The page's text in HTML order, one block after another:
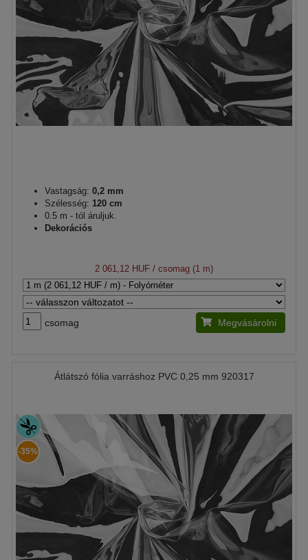
Vastagság: 0,2 mm
Szélesség: 120 cm
0.5 m - tól áruljuk.
Dekorációs
2 061,12 HUF / csomag (1 m)
csomag Megvásárolni
Átlátszó fólia varráshoz PVC 0,25 mm 920317
-35%